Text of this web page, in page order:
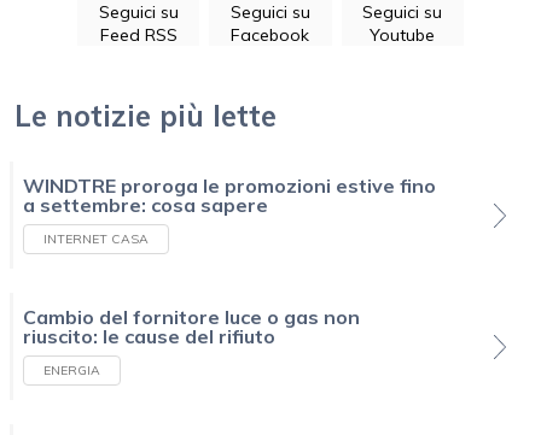
Seguici su
Feed RSS
Seguici su
Facebook
Seguici su
Youtube
Le notizie più lette
WINDTRE proroga le promozioni estive fino
a settembre: cosa sapere
INTERNET CASA
Cambio del fornitore luce o gas non
riuscito: le cause del rifiuto
ENERGIA